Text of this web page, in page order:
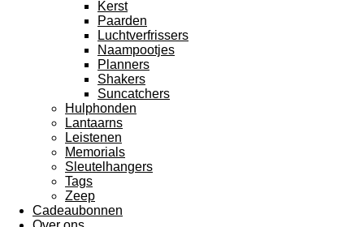
Kerst
Paarden
Luchtverfrissers
Naampootjes
Planners
Shakers
Suncatchers
Hulphonden
Lantaarns
Leistenen
Memorials
Sleutelhangers
Tags
Zeep
Cadeaubonnen